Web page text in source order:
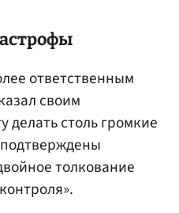
ответственным
своим
делать столь громкие
толкование